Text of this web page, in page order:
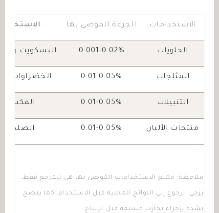
الاستخدامات الجرعة الموصى بها
الحلويات 0.001-0.02% البسكويت
المثلجات 0.01-0.05% الخضراوات
التتبيلات 0.01-0.05%
منتجات الألبان 0.01-0.05%
ملاحظة: جميع الاستخدامات الموصى بها هي للمرجع فقط.
يرجى الرجوع إلى اللوائح المحلية قبل الاستخدام. كما ينصح
بشدة بإجراء تجارب مسبقة قبل الإنتاج.